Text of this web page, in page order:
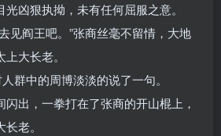
凶狠执拗，未有任何屈服之意。
见阎王吧。”张商丝毫不留情，大地
大长老。
群中的周博淡淡的说了一句。
出，一拳打在了张商的开山棍上，
老。